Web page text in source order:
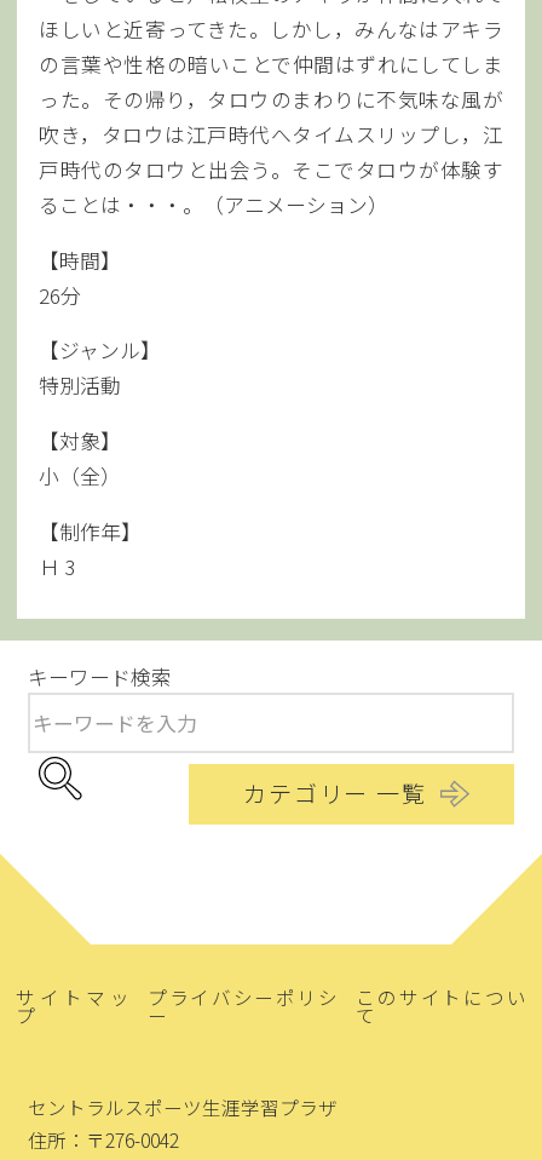
ほしいと近寄ってきた。しかし，みんなはアキラ
の言葉や性格の暗いことで仲間はずれにしてしま
った。その帰り，タロウのまわりに不気味な風が
吹き，タロウは江戸時代へタイムスリップし，江
戸時代のタロウと出会う。そこでタロウが体験す
ることは・・・。（アニメーション）
【時間】
26分
【ジャンル】
特別活動
【対象】
小（全）
【制作年】
Ｈ 3
キーワード検索
カテゴリー 一覧
サイトマッ
プ
プライバシーポリシ
ー
このサイトについ
て
セントラルスポーツ生涯学習プラザ
住所：〒276-0042